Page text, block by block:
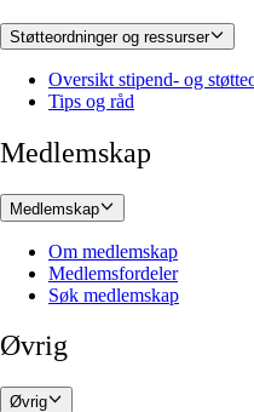
Støtteordninger og ressurser
Oversikt stipend- og
Tips og råd
Medlemskap
Medlemskap
Om medlemskap
Medlemsfordeler
Søk medlemskap
Øvrig
Øvrig